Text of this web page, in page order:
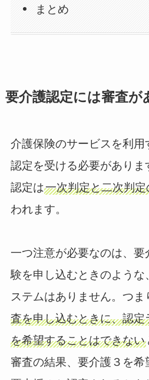
まとめ
要介護認定には審査が
介護保険のサービスを利用
認定を受ける必要がありま
認定は一次判定と二次判
われます。
一つ注意が必要なのは、要
験を申し込むときのような
ステムはありません。つ
査を申し込むときに、認
を希望することはできない
審査の結果、要介護３を希